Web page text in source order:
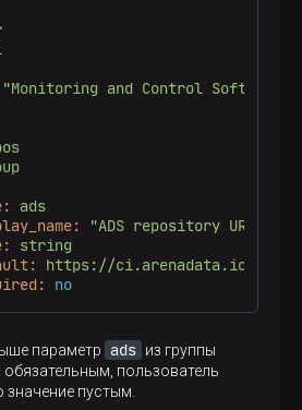
"Monitoring and Control Software"
ads
"ADS repository URL"
string
https://ci.arenadata.io/
no
параметр ads из группы
обязательным, пользователь
пустым.